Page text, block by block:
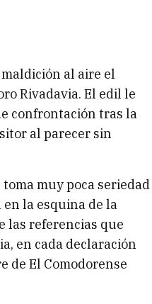
al aire el
Rivadavia. El edil le
confrontación tras la
al parecer sin
muy poca seriedad
la esquina de la
las referencias que
en cada declaración
de El Comodorense